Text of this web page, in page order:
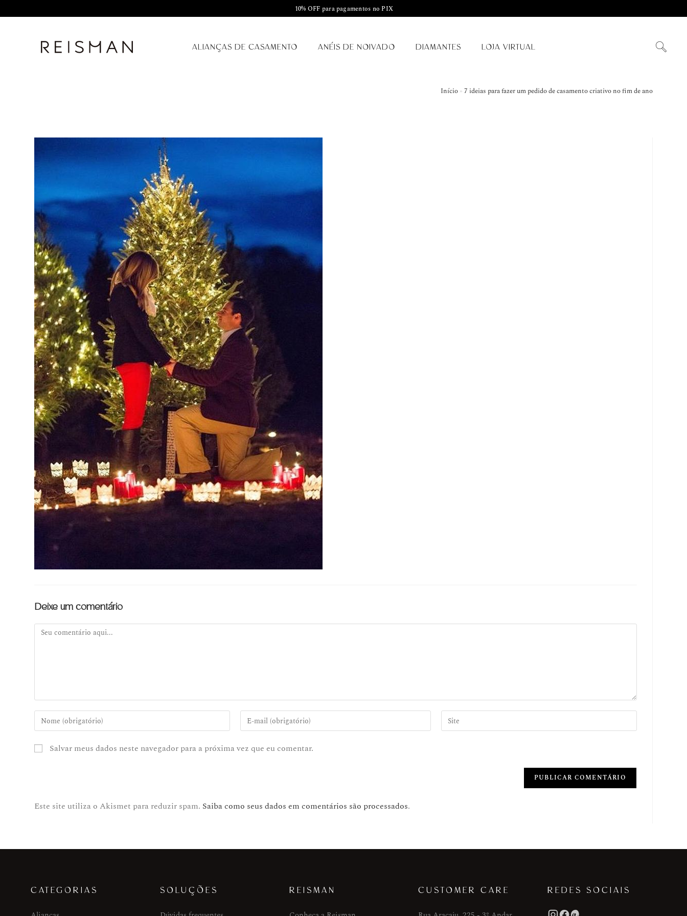
10% OFF para pagamentos no PIX
ALIANÇAS DE CASAMENTO ANÉIS DE NOIVADO DIAMANTES LOJA VIRTUAL
Início» 7 ideias para fazer um pedido de casamento criativo no fim de ano
Deixe um comentário
Salvar meus dados neste navegador para a próxima vez que eu comentar.
Este site utiliza o Akismet para reduzir spam. Saiba como seus dados em comentários são processados.
CATEGORIAS SOLUÇÕES REISMAN CUSTOMER CARE REDES SOCIAIS